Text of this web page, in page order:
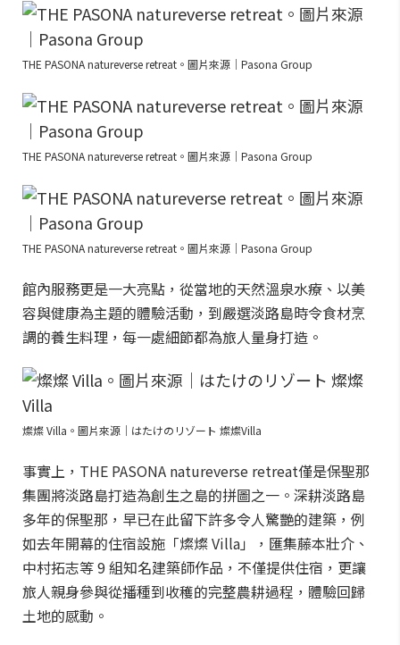
THE PASONA natureverse retreat。圖片來源｜Pasona Group
THE PASONA natureverse retreat。圖片來源｜Pasona Group
THE PASONA natureverse retreat。圖片來源｜Pasona Group
館內服務更是一大亮點，從當地的天然溫泉水療、以美
容與健康為主題的體驗活動，到嚴選淡路島時令食材烹
調的養生料理，每一處細節都為旅人量身打造。
燦燦 Villa。圖片來源｜はたけのリゾート 燦燦Villa
事實上，THE PASONA natureverse retreat僅是保聖那
集團將淡路島打造為創生之島的拼圖之一。深耕淡路島
多年的保聖那，早已在此留下許多令人驚艷的建築，例
如去年開幕的住宿設施「燦燦 Villa」，匯集藤本壯介、
中村拓志等 9 組知名建築師作品，不僅提供住宿，更讓
旅人親身參與從播種到收穫的完整農耕過程，體驗回歸
土地的感動。